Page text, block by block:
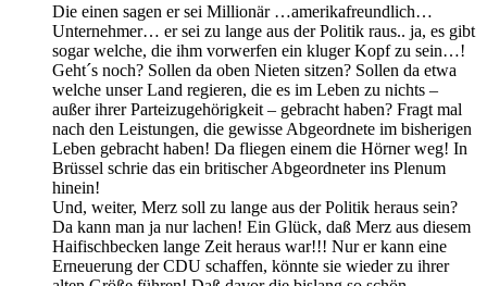
Die einen sagen er sei Millionär …amerikafreundlich…
Unternehmer… er sei zu lange aus der Politik raus.. ja, es gibt
sogar welche, die ihm vorwerfen ein kluger Kopf zu sein…!
Geht´s noch? Sollen da oben Nieten sitzen? Sollen da etwa
welche unser Land regieren, die es im Leben zu nichts –
außer ihrer Parteizugehörigkeit – gebracht haben? Fragt mal
nach den Leistungen, die gewisse Abgeordnete im bisherigen
Leben gebracht haben! Da fliegen einem die Hörner weg! In
Brüssel schrie das ein britischer Abgeordneter ins Plenum
hinein!
Und, weiter, Merz soll zu lange aus der Politik heraus sein?
Da kann man ja nur lachen! Ein Glück, daß Merz aus diesem
Haifischbecken lange Zeit heraus war!!! Nur er kann eine
Erneuerung der CDU schaffen, könnte sie wieder zu ihrer